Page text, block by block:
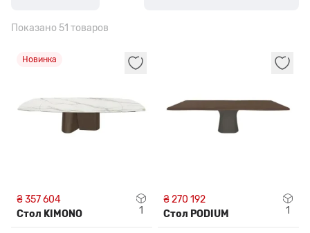
Показано 51 товаров
Новинка
₴ 357 604
Стол KIMONO
1
₴ 270 192
Стол PODIUM
1